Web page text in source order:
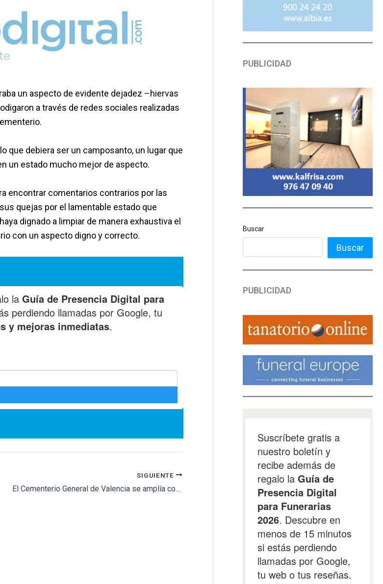
un aspecto de evidente dejadez –hiervas
a través de redes sociales realizadas
que debiera ser un camposanto, un lugar que
un estado mucho mejor de aspecto.
encontrar comentarios contrarios por las
quejas por el lamentable estado que
dignado a limpiar de manera exhaustiva el
con un aspecto digno y correcto.
SIGUIENTE
El Cementerio General de Valencia se amplía con 240 nichos y 80 columbarios
PUBLICIDAD
Buscar
Buscar
PUBLICIDAD